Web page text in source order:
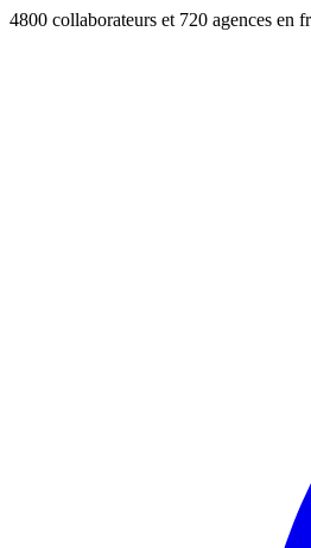
4800 collaborateurs et 720 agences en